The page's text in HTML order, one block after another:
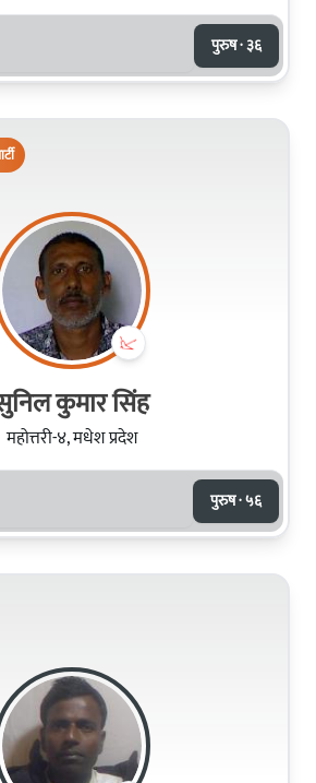
पुरुष · ३६
कुमार सिंह
महोत्तरी-४, मधेश प्रदेश
पुरुष · ५६